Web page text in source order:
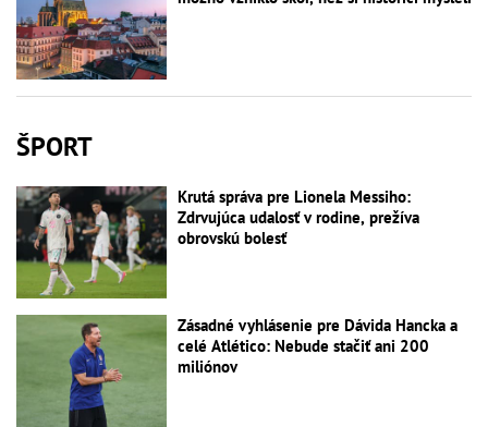
ŠPORT
Krutá správa pre Lionela Messiho:
Zdrvujúca udalosť v rodine, prežíva
obrovskú bolesť
Zásadné vyhlásenie pre Dávida Hancka a
celé Atlético: Nebude stačiť ani 200
miliónov